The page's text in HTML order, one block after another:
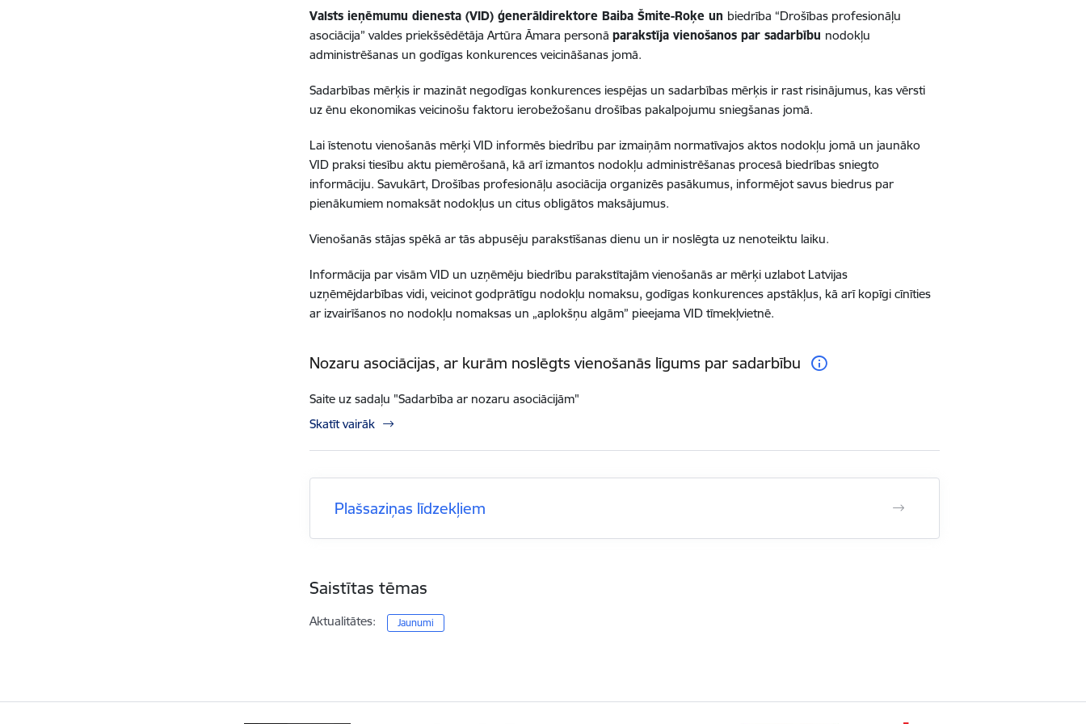
Valsts ieņēmumu dienesta (VID) ģenerāldirektore Baiba Šmite-Roķe un biedrība “Drošības profesionāļu
asociācija” valdes priekšsēdētāja Artūra Āmara personā parakstīja vienošanos par sadarbību nodokļu
administrēšanas un godīgas konkurences veicināšanas jomā.
Sadarbības mērķis ir mazināt negodīgas konkurences iespējas unsadarbības mērķis ir rast risinājumus, kas vērsti
uz ēnu ekonomikas veicinošu faktoru ierobežošanu drošības pakalpojumu sniegšanas jomā.
Lai īstenotu vienošanās mērķi VID informēs biedrību par izmaiņām normatīvajos aktos nodokļu jomā un jaunāko
VID praksi tiesību aktu piemērošanā, kā arī izmantos nodokļu administrēšanas procesā biedrības sniegto
informāciju.Savukārt, Drošības profesionāļu asociācija organizēs pasākumus, informējot savus biedrus par
pienākumiem nomaksāt nodokļus un citus obligātos maksājumus.
Vienošanās stājas spēkā ar tās abpusēju parakstīšanas dienu un ir noslēgta uz nenoteiktu laiku.
Informācija par visām VID un uzņēmēju biedrību parakstītajām vienošanās ar mērķi uzlabot Latvijas
uzņēmējdarbības vidi, veicinot godprātīgu nodokļu nomaksu, godīgas konkurences apstākļus, kā arī kopīgi cīnīties
ar izvairīšanos no nodokļu nomaksas un „aplokšņu algām” pieejama VID tīmekļvietnē.
Nozaru asociācijas, ar kurām noslēgts vienošanās līgums par sadarbību
Saite uz sadaļu "Sadarbība ar nozaru asociācijām"
Skatīt vairāk
Plašsaziņas līdzekļiem
Saistītas tēmas
Aktualitātes: Jaunumi